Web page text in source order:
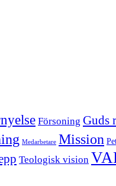
Försoning Guds
Medarbetare Mission
Teologisk vision